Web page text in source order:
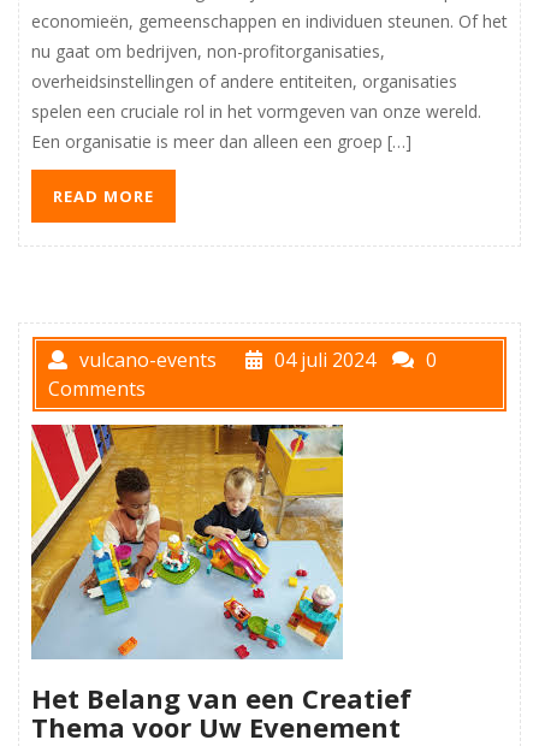
economieën, gemeenschappen en individuen steunen. Of het
nu gaat om bedrijven, non-profitorganisaties,
overheidsinstellingen of andere entiteiten, organisaties
spelen een cruciale rol in het vormgeven van onze wereld.
Een organisatie is meer dan alleen een groep […]
READ MORE
vulcano-events 04 juli 2024
0
Comments
Het Belang van een Creatief
Thema voor Uw Evenement